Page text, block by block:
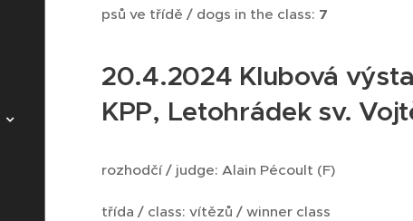
psů ve třídě / dogs in the class: 7
20.4.2024 Klubová
KPP, Letohrádek sv.
rozhodčí / judge: Alain Pécoult (F)
třída / class: vítězů / winner class